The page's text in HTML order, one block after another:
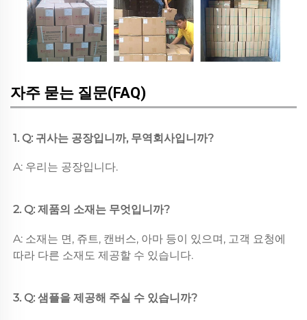
자주 묻는 질문(FAQ)
1. Q: 귀사는 공장입니까, 무역회사입니까?
A: 우리는 공장입니다.
2. Q: 제품의 소재는 무엇입니까?
A: 소재는 면, 쥬트, 캔버스, 아마 등이 있으며, 고객 요청에
따라 다른 소재도 제공할 수 있습니다.
3. Q: 샘플을 제공해 주실 수 있습니까?